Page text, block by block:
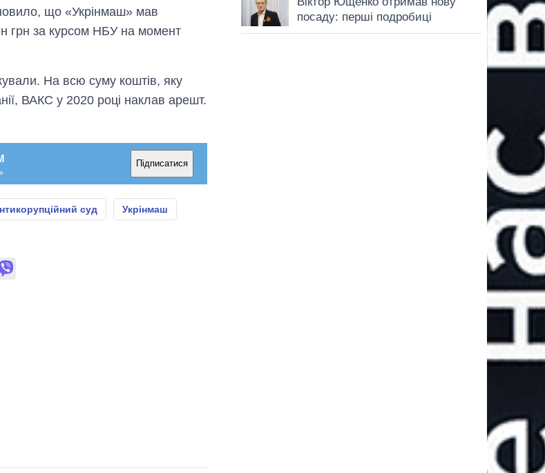
що «Укрінмаш» мав
грн за курсом НБУ на момент
На всю суму коштів, яку
ВАКС у 2020 році наклав арешт.
Підписатися
суд Укрінмаш